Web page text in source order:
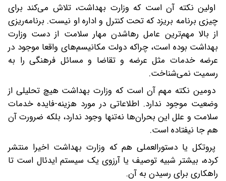
اولین نکته آن است که وزارت بهداشت، تلاش می‌کند برای
چیزی برنامه بریزد که تحت کنترل و اداره او نیست. برنامه‌ریزی
از بالا مهم‌ترین عامل رهاشدن مهار سلامت از دست وزارت
بهداشت بوده است، چراکه دولت مکانیسم‌های واقعا موجود در
عرضه خدمات مثل عرضه و تقاضا و مسائل فرهنگی را به
رسمیت نمی‌شناخت.
دومین نکته مهم آن است که وزارت بهداشت هیچ تحلیلی از
وضعیت موجود ندارد. اطلاعاتی در مورد هزینه-فایده خدمات
سلامت و علل این بحران‌ها نه‌تنها وجود ندارد، بلکه ضرورت آن
هم جا نیفتاده است.
پروتکل یا دستورالعملی هم که وزارت بهداشت اخیرا منتشر
کرده، بیشتر شبیه توصیف یا آرزوی یک سیستم ایدئال است تا
راهکاری برای رسیدن به آن.